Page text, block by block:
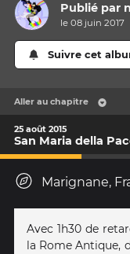
Publié par
le 08 juin 2017
Suivre cet
Aller au chapitre
25 août 2015
San Maria della
Marignane,
Avec 1h30 de
la Rome Antique,